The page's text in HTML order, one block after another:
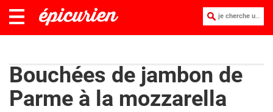
je cherche une recette :
Bouchées de jambon de
Parme à la mozzarella